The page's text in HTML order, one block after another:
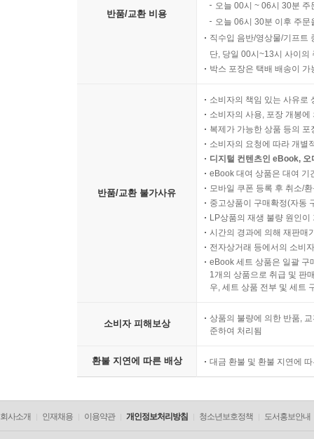
반품/교환 비용
오늘 00시 ~ 06시 30분
오늘 06시 30분 이후 주
직수입 음반/영상물/기프트
단, 당일 00시~13시 사이의
박스 포장은 택배 배송이
반품/교환 불가사유
소비자의 책임 있는 사유로
소비자의 사용, 포장 개봉
복제가 가능한 상품 등의
소비자의 요청에 따라 개별
디지털 컨텐츠인 eBook,
eBook 대여 상품은 대여 기
모바일 쿠폰 등록 후 취소/
중고상품이 구매확정(자동
LP상품의 재생 불량 원인
시간의 경과에 의해 재판매
전자상거래 등에서의 소비
eBook 세트 상품은 일괄 구
1개의 상품으로 취급 및 판
우, 세트 상품 전부 및 세트
소비자 피해보상
상품의 불량에 의한 반품,
준하여 처리됨
환불 지연에 따른 배상 대금 환불 및 환불 지연에
회사소개 인재채용 이용약관 개인정보처리방침 청소년보호정책 도서홍보안내